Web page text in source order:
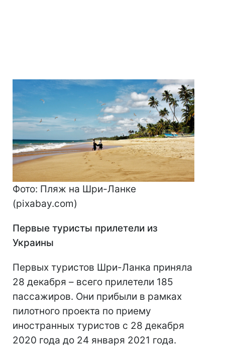
Фото: Пляж на Шри-Ланке
(pixabay.com)
Первые туристы прилетели из
Украины
Первых туристов Шри-Ланка приняла
28 декабря – всего прилетели 185
пассажиров. Они прибыли в рамках
пилотного проекта по приему
иностранных туристов с 28 декабря
2020 года до 24 января 2021 года.